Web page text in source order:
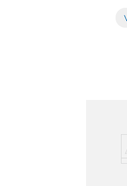
cabeludo. Com
Este shampoo 2 em